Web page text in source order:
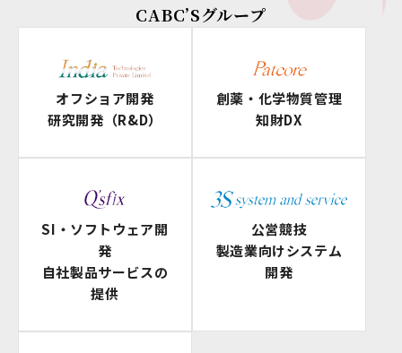
CABC’Sグループ
オフショア開発
研究開発（R&D）
創薬・化学物質管理
知財DX
SI・ソフトウェア開
発
自社製品サービスの
提供
公営競技
製造業向けシステム
開発